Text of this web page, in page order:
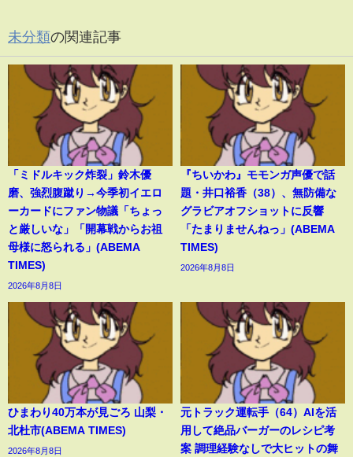
未分類の関連記事
「ミドルキック炸裂」鈴木優
磨、強烈腹蹴り→今季初イエロ
ーカードにファン物議「ちょっ
と厳しいな」「開幕戦からお祖
母様に怒られる」(ABEMA
TIMES)
2026年8月8日
『ちいかわ』モモンガ声優で話
題・井口裕香（38）、無防備な
グラビアオフショットに反響
「たまりませんねっ」(ABEMA
TIMES)
2026年8月8日
ひまわり40万本が見ごろ 山梨・
北杜市(ABEMA TIMES)
2026年8月8日
元トラック運転手（64）AIを活
用して絶品バーガーのレシピ考
案 調理経験なしで大ヒットの舞